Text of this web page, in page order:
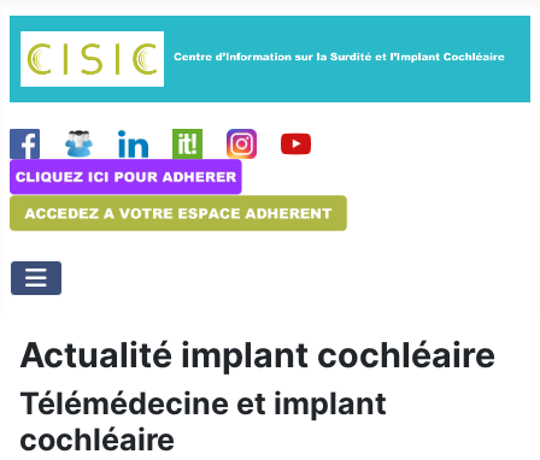
Actualité implant cochléaire
Télémédecine et implant
cochléaire